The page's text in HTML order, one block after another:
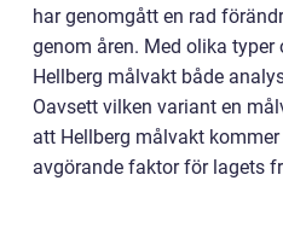
har genomgått en rad
genom åren. Med olika
Hellberg målvakt både
Oavsett vilken variant en
att Hellberg målvakt
avgörande faktor för lagets